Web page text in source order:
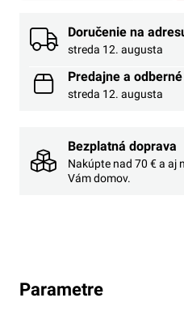
Doručenie na
streda 12. augusta
Predajne a
streda 12. augusta
Bezplatná doprava
Nakúpte nad 70 € a aj
Vám domov.
parametre